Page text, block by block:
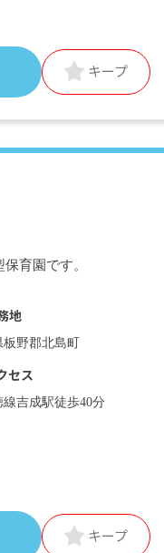
キープ
育園です。
地
野郡北島町
セス
線吉成駅徒歩40分
キープ